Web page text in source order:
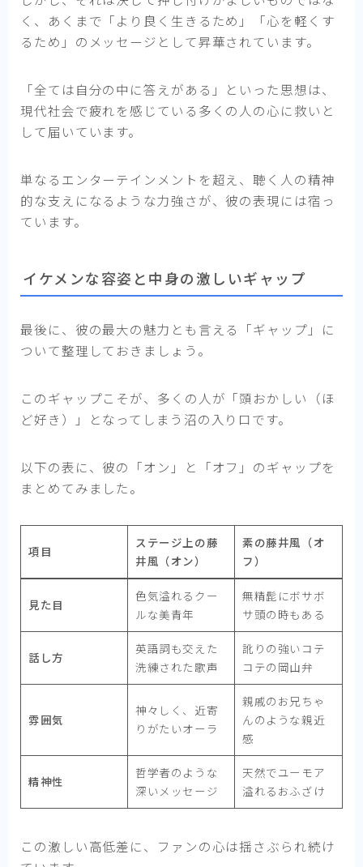
く、あくまで「より良く生きるため」「心を軽くす
るため」のメッセージとして昇華されています。
「全ては自分の中に答えがある」といった思想は、
現代社会で疲れを感じている多くの人の心に救いと
して届いています。
単なるエンターテインメントを超え、聴く人の精神
的な支えになるような力強さが、彼の表現には宿っ
ています。
イケメンな容姿と中身の激しいギャップ
最後に、彼の最大の魅力とも言える「ギャップ」に
ついて整理しておきましょう。
このギャップこそが、多くの人が「頭おかしい（ほ
ど好き）」となってしまう沼の入り口です。
以下の表に、彼の「オン」と「オフ」のギャップを
まとめてみました。
項目
ステージ上の藤
井風（オン）
素の藤井風（オ
フ）
見た目
色気溢れるクー
ルな美青年
無精髭にボサボ
サ頭の時もある
話し方
英語詞も交えた
洗練された歌声
訛りの強いコテ
コテの岡山弁
雰囲気
神々しく、近寄
りがたいオーラ
親戚のお兄ちゃ
んのような親近
感
精神性
哲学者のような
深いメッセージ
天然でユーモア
溢れるおふざけ
この激しい高低差に、ファンの心は揺さぶられ続け